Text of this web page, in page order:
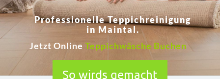
Jetzt Online Teppichwäsche Buchen
Professionelle Teppichreinigung
in Maintal.
So wirds gemacht